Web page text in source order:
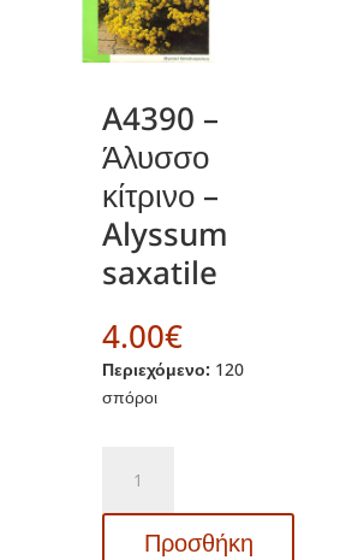
A4390 –
Άλυσσο
κίτρινο –
Alyssum
saxatile
4.00€
Περιεχόμενο: 120
σπόροι
Άλυσσο
κίτρινοΠροσθήκη